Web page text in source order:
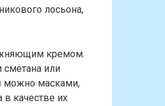
лосьона,
кремом.
сметана или
можно масками,
качестве их